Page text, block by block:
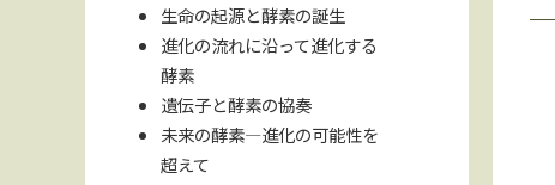
生命の起源と酵素の誕生
進化の流れに沿って進化する
酵素
遺伝子と酵素の協奏
未来の酵素—進化の可能性を
超えて